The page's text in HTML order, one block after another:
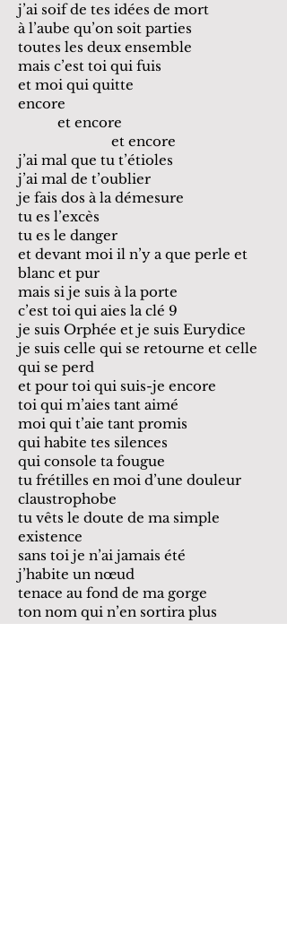
j’ai soif de tes idées de mort
à l’aube qu’on soit parties
toutes les deux ensemble
mais c’est toi qui fuis
et moi qui quitte
encore
et encore
et encore
j’ai mal que tu t’étioles
j’ai mal de t’oublier
je fais dos à la démesure
tu es l’excès
tu es le danger
et devant moi il n’y a que perle et
blanc et pur
mais si je suis à la porte
c’est toi qui aies la clé 9
je suis Orphée et je suis Eurydice
je suis celle qui se retourne et celle
qui se perd
et pour toi qui suis-je encore
toi qui m’aies tant aimé
moi qui t’aie tant promis
qui habite tes silences
qui console ta fougue
tu frétilles en moi d’une douleur
claustrophobe
tu vêts le doute de ma simple
existence
sans toi je n’ai jamais été
j’habite un nœud
tenace au fond de ma gorge
ton nom qui n’en sortira plus